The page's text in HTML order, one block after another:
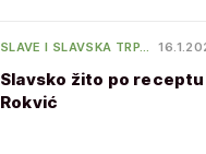
SLAVE I SLAVSKA TRP…
Slavsko žito po
Rokvić